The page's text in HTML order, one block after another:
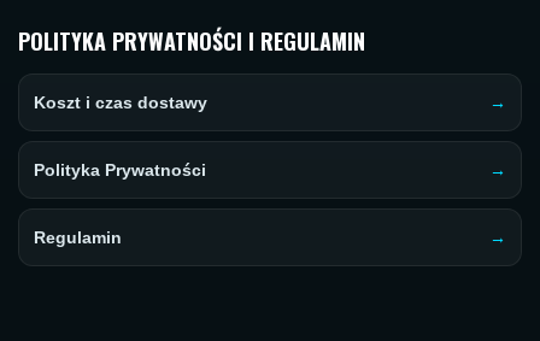
POLITYKA PRYWATNOŚCI I REGULAMIN
Koszt i czas dostawy
Polityka Prywatności
Regulamin